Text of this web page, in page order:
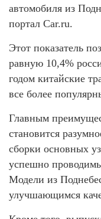
автомобиля из
портал Car.ru.
Этот показатель
равную 10,4%
годом китайские
все более
Главным
становится
сборки основных
успешно
Модели из
улучшающимся